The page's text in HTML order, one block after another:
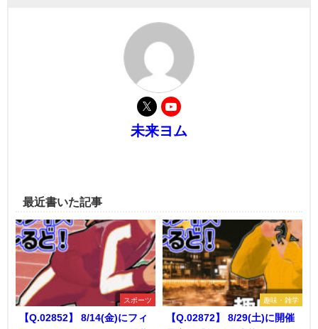
未来ヨム
最近書いた記事
スポーツ
【Q.02852】 8/14(金)にフィ
趣味・雑学
【Q.02872】 8/29(土)に開催